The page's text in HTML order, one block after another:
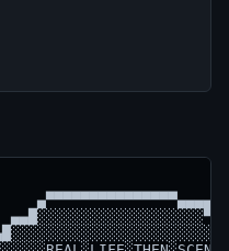
▄▀▀▀▀▀▀▀▀▀▀▀▀▀▀▀▄▄▄▄